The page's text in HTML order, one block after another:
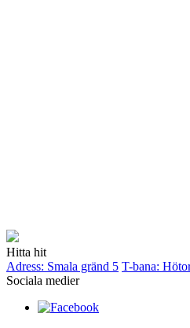
Hitta hit
Adress: Smala gränd 5 T-bana:
Sociala medier